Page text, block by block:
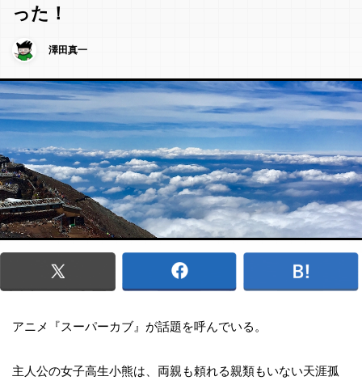
った！
澤田真一
アニメ『スーパーカブ』が話題を呼んでいる。
主人公の女子高生小熊は、両親も頼れる親類もいない天涯孤